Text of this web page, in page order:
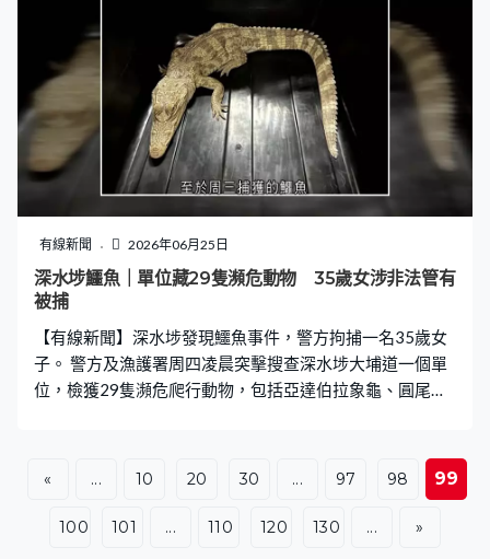
局工作。若心中仍有其他抱負，不是真的想以照顧病人為
初心，可能真的要三思才投身這個行業。」 李夏茵承認事
件反映醫管局對員工教育不足，會嚴肅跟進，並再次提醒
員工不可將醫院內部情況發布至社交平台。
有線新聞 2026年06月25日
深水埗鱷魚｜單位藏29隻瀕危動物 35歲女涉非法管有
被捕
【有線新聞】深水埗發現鱷魚事件，警方拘捕一名35歲女
子。 警方及漁護署周四凌晨突擊搜查深水埗大埔道一個單
位，檢獲29隻瀕危爬行動物，包括亞達伯拉象龜、圓尾
稱管有動物作教育用途，但未能出示許可證，涉嫌非法管
« ... 10 20 30 ... 97 98 99
100 101 ... 110 120 130 ... »